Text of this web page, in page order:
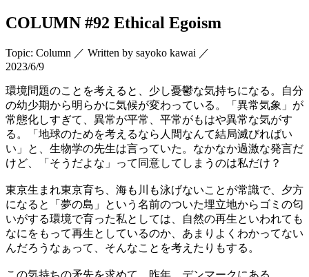
COLUMN #92 Ethical Egoism
Topic: Column ／ Written by sayoko kawai ／
2023/6/9
環境問題のことを考えると、少し憂鬱な気持ちになる。自分
の幼少期から明らかに気候が変わっている。「異常気象」が
常態化しすぎて、異常が平常、平常がもはや異常な気がす
る。「地球のためを考えるなら人間なんて結局滅びればい
い」と、生物学の先生は言っていた。なかなか過激な発言だ
けど、「そうだよな」って同意してしまうのは私だけ？
東京生まれ東京育ち、海も川も泳げないことが常識で、夕方
になると「夢の島」という名前のついた埋立地からゴミの匂
いがする環境で育った私としては、自然の再生といわれても
なにをもって再生としているのか、あまりよくわかってない
んだろうなぁって、そんなことを考えたりもする。